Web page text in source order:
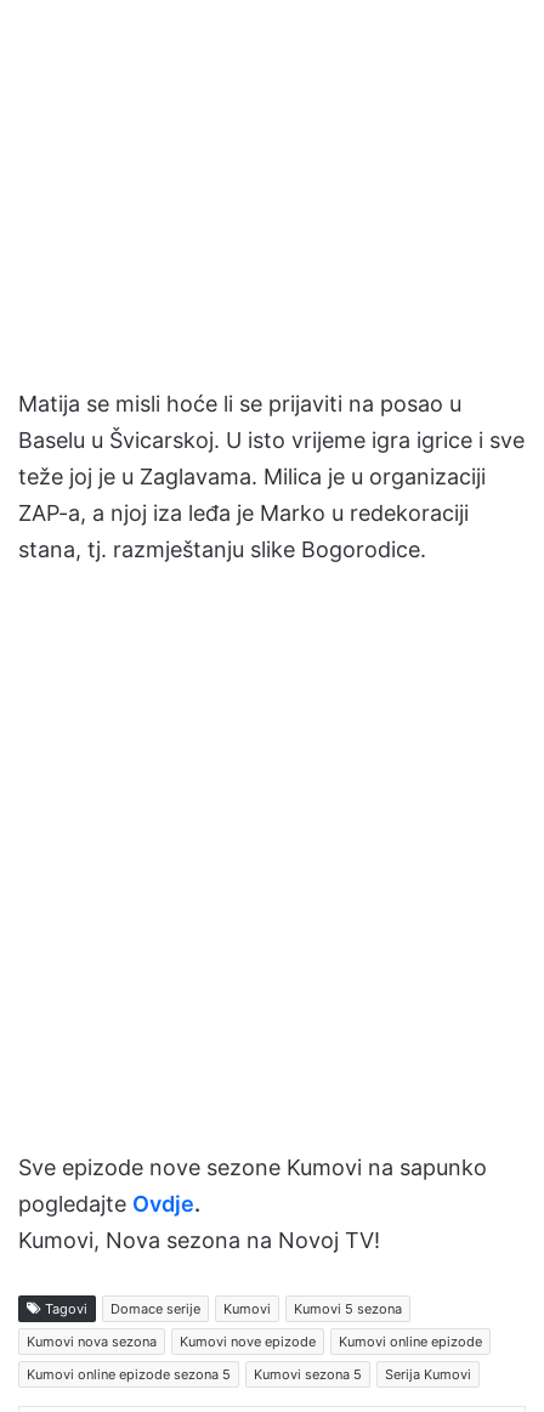
Matija se misli hoće li se prijaviti na posao u
Baselu u Švicarskoj. U isto vrijeme igra igrice i sve
teže joj je u Zaglavama. Milica je u organizaciji
ZAP-a, a njoj iza leđa je Marko u redekoraciji
stana, tj. razmještanju slike Bogorodice.
Sve epizode nove sezone Kumovi na sapunko
pogledajte Ovdje.
Kumovi, Nova sezona na Novoj TV!
Tagovi Domace serije Kumovi
Kumovi 5 sezona
Kumovi nova sezona
Kumovi nove epizode
Kumovi online epizode
Kumovi online epizode sezona 5
Kumovi sezona 5 Serija Kumovi